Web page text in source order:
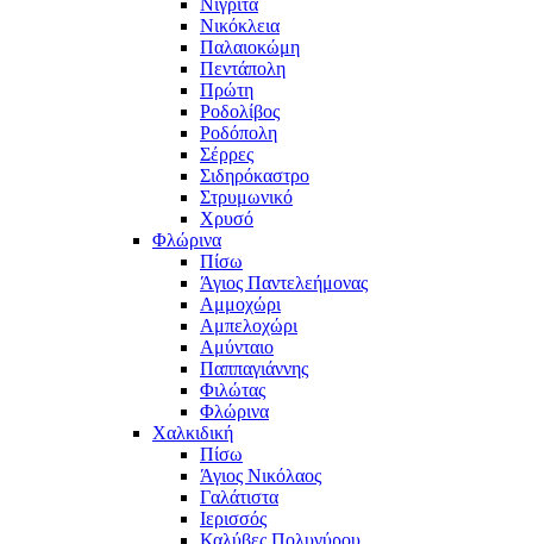
Νιγρίτα
Νικόκλεια
Παλαιοκώμη
Πεντάπολη
Πρώτη
Ροδολίβος
Ροδόπολη
Σέρρες
Σιδηρόκαστρο
Στρυμωνικό
Χρυσό
Φλώρινα
Πίσω
Άγιος Παντελεήμονας
Αμμοχώρι
Αμπελοχώρι
Αμύνταιο
Παππαγιάννης
Φιλώτας
Φλώρινα
Χαλκιδική
Πίσω
Άγιος Νικόλαος
Γαλάτιστα
Ιερισσός
Καλύβες Πολυγύρου